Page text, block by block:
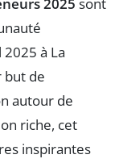
2025 sont
à La
but de
autour de
riche, cet
inspirantes